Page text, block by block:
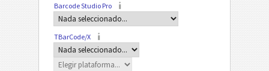
Barcode Studio Pro
TBarCode/X